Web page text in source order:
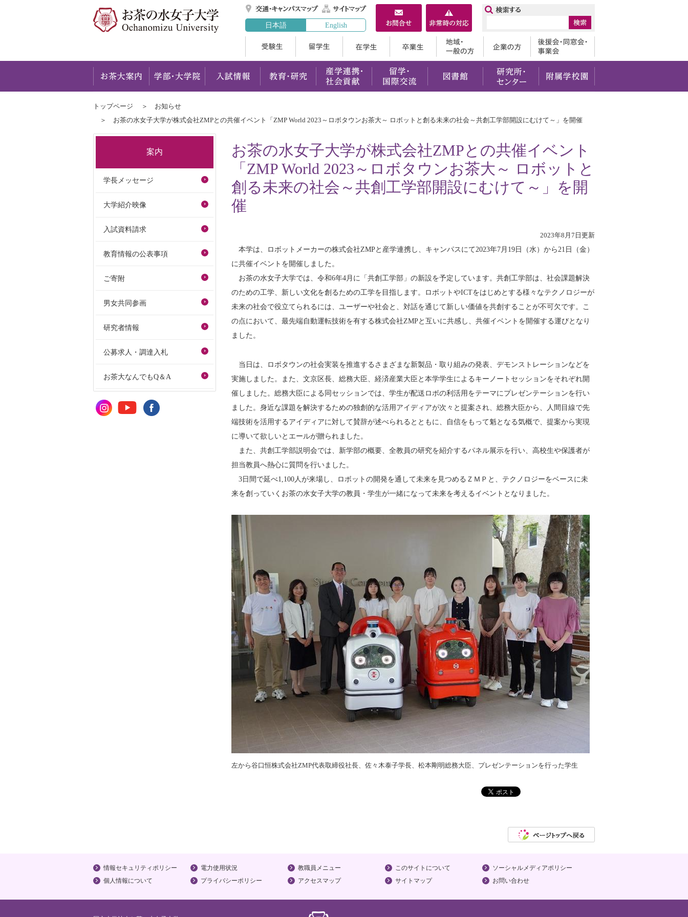
交通・キャンパスマップ
サイトマップ
日本語
English
在学生 地域・一般の方企業の方
お茶大案内 入試情報 教育・研究 産学連携・社会貢献留学・国際交流
トップページ
お知らせ
お茶の水女子大学が株式会社ZMPとの共催イベント「ZMP World 2023～ロボタウンお茶大～ ロボットと創る未来の社会～共創工学部開設にむけて～」を開催
お茶の水女子大学が株式会社ZMPとの共催イベント
「ZMP World 2023～ロボタウンお茶大～ ロボットと
創る未来の社会～共創工学部開設にむけて～」を開
催
2023年8月7日更新
本学は、ロボットメーカーの株式会社ZMPと産学連携し、キャンパスにて2023年7月19日（水）から21日（金）
に共催イベントを開催しました。
お茶の水女子大学では、令和6年4月に「共創工学部」の新設を予定しています。共創工学部は、社会課題解決
のための工学、新しい文化を創るための工学を目指します。ロボットやICTをはじめとする様々なテクノロジーが
未来の社会で役立てられるには、ユーザーや社会と、対話を通じて新しい価値を共創することが不可欠です。こ
の点において、最先端自動運転技術を有する株式会社ZMPと互いに共感し、共催イベントを開催する運びとなり
ました。
当日は、ロボタウンの社会実装を推進するさまざまな新製品・取り組みの発表、デモンストレーションなどを
実施しました。また、文京区長、総務大臣、経済産業大臣と本学学生によるキーノートセッションをそれぞれ開
催しました。総務大臣による同セッションでは、学生が配送ロボの利活用をテーマにプレゼンテーションを行い
ました。身近な課題を解決するための独創的な活用アイディアが次々と提案され、総務大臣から、人間目線で先
端技術を活用するアイディアに対して賛辞が述べられるとともに、自信をもって魁となる気概で、提案から実現
に導いて欲しいとエールが贈られました。
また、共創工学部説明会では、新学部の概要、全教員の研究を紹介するパネル展示を行い、高校生や保護者が
担当教員へ熱心に質問を行いました。
3日間で延べ1,100人が来場し、ロボットの開発を通して未来を見つめるＺＭＰと、テクノロジーをベースに未
来を創っていくお茶の水女子大学の教員・学生が一緒になって未来を考えるイベントとなりました。
左から谷口恒株式会社ZMP代表取締役社長、佐々木泰子学長、松本剛明総務大臣、プレゼンテーションを行った学生
案内
学長メッセージ
大学紹介映像
入試資料請求
教育情報の公表事項
ご寄附
男女共同参画
研究者情報
公募求人・調達入札
お茶大なんでもQ＆A
情報セキュリティポリシー 電力使用状況 教職員メニュー このサイトについて ソーシャルメディアポリシー
個人情報について プライバシーポリシー アクセスマップ サイトマップ お問い合わせ